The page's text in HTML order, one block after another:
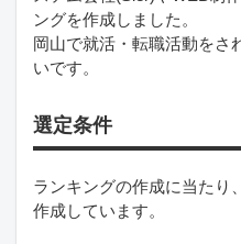
ングを作成しました。
岡山で就活・転職活動をさ
いです。
選定条件
ランキングの作成に当たり
作成しています。